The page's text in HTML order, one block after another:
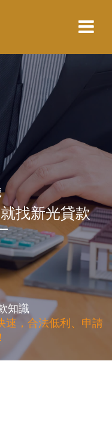
找新光貸款
知識
速，合法低利、申請